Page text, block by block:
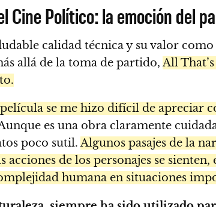
Cine Político: la emoción del
calidad técnica y su valor
allá de la toma de partido, All
se me hizo difícil de apreciar
es una obra claramente
poco sutil. Algunos pasajes de la
acciones de los personajes se
humana en situaciones